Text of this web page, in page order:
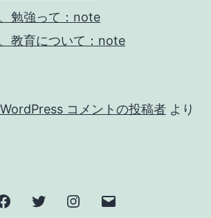
勉強って：note
教育について：note
WordPress コメントの投稿者 より
FacebookTwitter Instagram